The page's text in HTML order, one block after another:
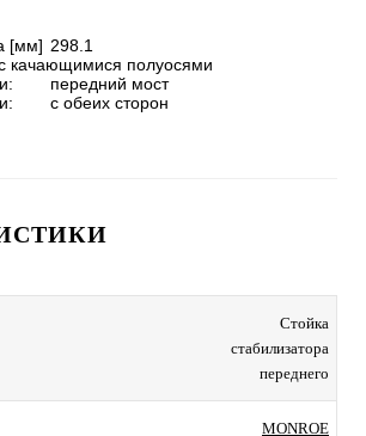
298.1
Сторона установки:	с обеих сторон
Стойка
стабилизатора
переднего
MONROE